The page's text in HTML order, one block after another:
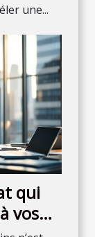
une...
qui
vos